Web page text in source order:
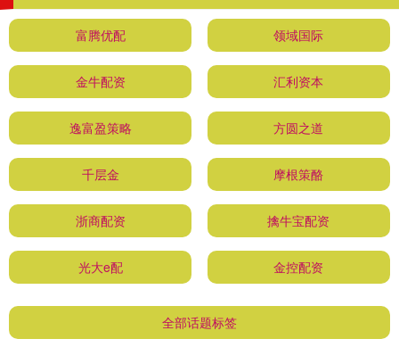
富腾优配 领域国际
金牛配资 汇利资本
逸富盈策略 方圆之道
千层金 摩根策酪
浙商配资 擒牛宝配资
光大e配 金控配资
全部话题标签